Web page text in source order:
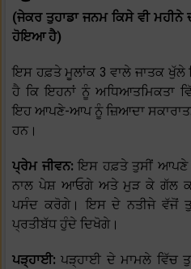
(ਜੇਕਰ ਤੁਹਾਡਾ ਜਨਮ ਕਿਸੇ ਵੀ ਮਹੀਨੇ
ਹੋਇਆ ਹੈ)
ਇਸ ਹਫ਼ਤੇ ਮੂਲਾਂਕ 3 ਵਾਲੇ ਜਾਤਕ ਖੁੱਲੇ
ਹੈ ਕਿ ਇਹਨਾਂ ਨੂੰ ਅਧਿਆਤਮਿਕਤਾ
ਇਹ ਆਪਣੇ-ਆਪ ਨੂੰ ਜ਼ਿਆਦਾ
ਹਨ।
ਪ੍ਰੇਮ ਜੀਵਨ:ਇਸ ਹਫ਼ਤੇ ਤੁਸੀਂ ਆਪਣੇ
ਨਾਲ ਪੇਸ਼ ਆਓਗੇ ਅਤੇ ਮੁੜ ਕੇ ਗੱਲ
ਪਸੰਦ ਕਰੋਗੇ। ਇਸ ਦੇ ਨਤੀਜੇ ਵੱਜੋਂ
ਪ੍ਰਤੀਬੱਧ ਹੁੰਦੇ ਦਿਖੋਗੇ।
ਪੜ੍ਹਾਈ:ਪੜ੍ਹਾਈ ਦੇ ਮਾਮਲੇ ਵਿੱਚ